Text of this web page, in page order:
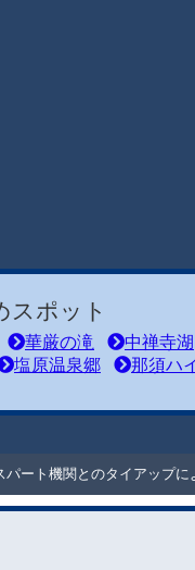
スポット
華厳の滝 中禅寺湖
塩原温泉郷 那須ハ
ート機関とのタイアップに